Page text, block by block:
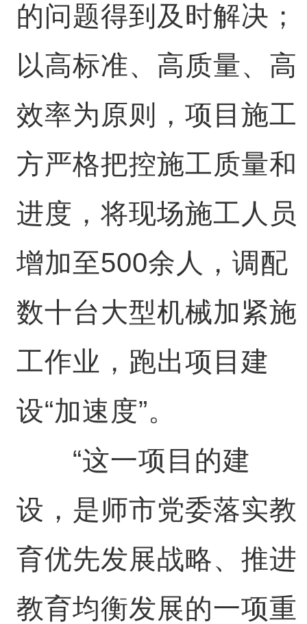
的问题得到及时解决；
以高标准、高质量、高
效率为原则，项目施工
方严格把控施工质量和
进度，将现场施工人员
增加至500余人，调配
数十台大型机械加紧施
工作业，跑出项目建
设“加速度”。
“这一项目的建
设，是师市党委落实教
育优先发展战略、推进
教育均衡发展的一项重